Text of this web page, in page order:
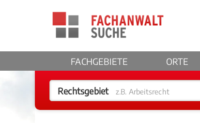
FACHGEBIETE ORTE
Rechtsgebiet z.B. Arbeitsrecht